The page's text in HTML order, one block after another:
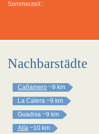
Sommerzeit :
Nachbarstädte
Cañamero ~9 km
La Calera ~9 km
Guadisa ~9 km
Alía ~10 km